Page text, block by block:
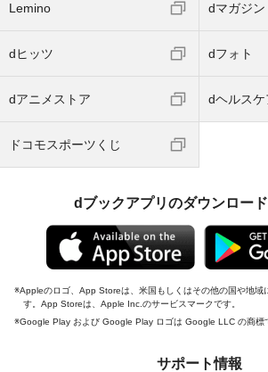
Lemino dマガジン
dヒッツ dフォト
dアニメストア dヘルスケ
ドコモスポーツくじ
dブックアプリのダウンロー
Appleのロゴ、App Storeは、米国もしくはその他の国や地域
す。App Storeは、Apple Inc.のサービスマークです。
Google Play および Google Play ロゴは Google LLC の商標
サポート情報